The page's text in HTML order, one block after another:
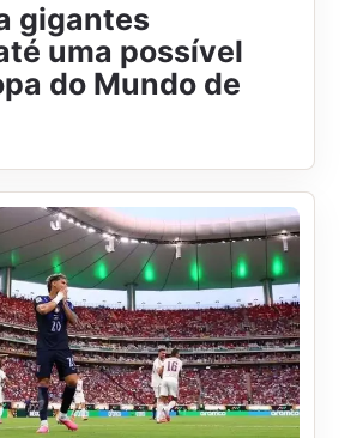
gigantes
uma possível
do Mundo de